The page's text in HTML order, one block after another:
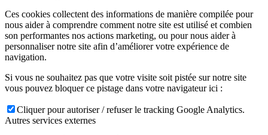
Ces cookies collectent des informations de manière compilée pour
nous aider à comprendre comment notre site est utilisé et combien
son performantes nos actions marketing, ou pour nous aider à
personnaliser notre site afin d’améliorer votre expérience de
navigation.
Si vous ne souhaitez pas que votre visite soit pistée sur notre site
vous pouvez bloquer ce pistage dans votre navigateur ici :
Cliquer pour autoriser / refuser le tracking Google Analytics.
Autres services externes